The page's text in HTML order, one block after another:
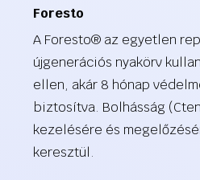
Foresto
A Foresto® az egyetlen
újgenerációs nyakörv
ellen, akár 8 hónap
biztosítva. Bolhásság
kezelésére és
keresztül.